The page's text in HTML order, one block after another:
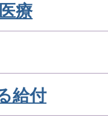
療
給付